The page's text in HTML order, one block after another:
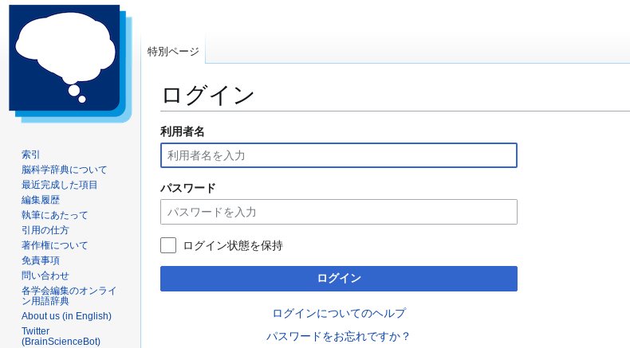
ログイン
ナ
ビ
ゲ
ー
シ
ョ
ン
に
動
検
索
に
移
動
利用者名
パスワード
ログイン状態を保持
ログイン
ログインについてのヘルプ
パスワードをお忘れですか？
特別ページ
索引
脳科学辞典について
最近完成した項目
編集履歴
執筆にあたって
引用の仕方
著作権について
免責事項
問い合わせ
各学会編集のオンライ
ン用語辞典
About us (in English)
Twitter
(BrainScienceBot)